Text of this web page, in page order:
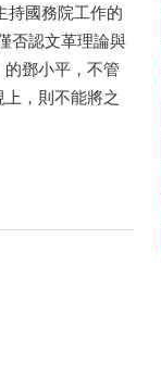
國務院工作的
否認文革理論與
鄧小平，不管
，則不能將之